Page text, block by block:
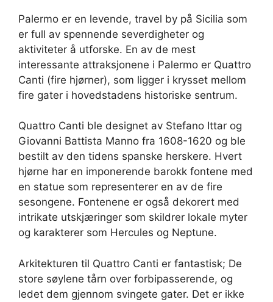
Palermo er en levende, travel by på Sicilia som
er full av spennende severdigheter og
aktiviteter å utforske. En av de mest
interessante attraksjonene i Palermo er Quattro
Canti (fire hjørner), som ligger i krysset mellom
fire gater i hovedstadens historiske sentrum.
Quattro Canti ble designet av Stefano Ittar og
Giovanni Battista Manno fra 1608-1620 og ble
bestilt av den tidens spanske herskere. Hvert
hjørne har en imponerende barokk fontene med
en statue som representerer en av de fire
sesongene. Fontenene er også dekorert med
intrikate utskjæringer som skildrer lokale myter
og karakterer som Hercules og Neptune.
Arkitekturen til Quattro Canti er fantastisk; De
store søylene tårn over forbipasserende, og
ledet dem gjennom svingete gater. Det er ikke